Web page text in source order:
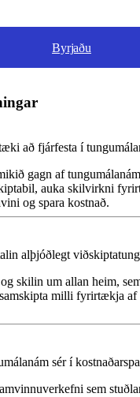
Byrjaðu
að fjárfesta í
gagn af
auka skilvirkni
og spara kostnað.
alþjóðlegt
skilin um allan heim,
milli fyrirtækja af
sér í
sem